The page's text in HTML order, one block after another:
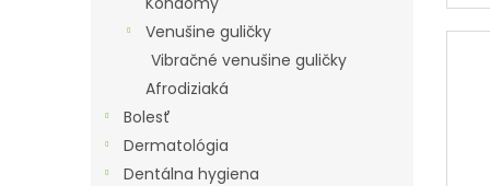
Venušine guličky
Vibračné venušine guličky
Afrodiziaká
Bolesť
Dermatológia
Dentálna hygiena
V
O
V